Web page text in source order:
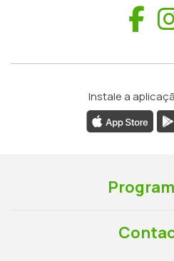
Instale a